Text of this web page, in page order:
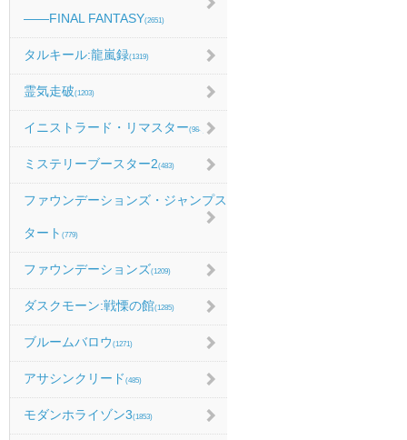
――FINAL FANTASY(2651)
タルキール:龍嵐録(1319)
霊気走破(1203)
イニストラード・リマスター(984)
ミステリーブースター2(483)
ファウンデーションズ・ジャンプス
タート (779)
ファウンデーションズ(1209)
ダスクモーン:戦慄の館(1285)
ブルームバロウ (1271)
アサシンクリード (485)
モダンホライゾン3(1853)